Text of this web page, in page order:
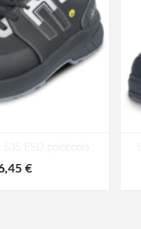
S3S ESD polobotka
€